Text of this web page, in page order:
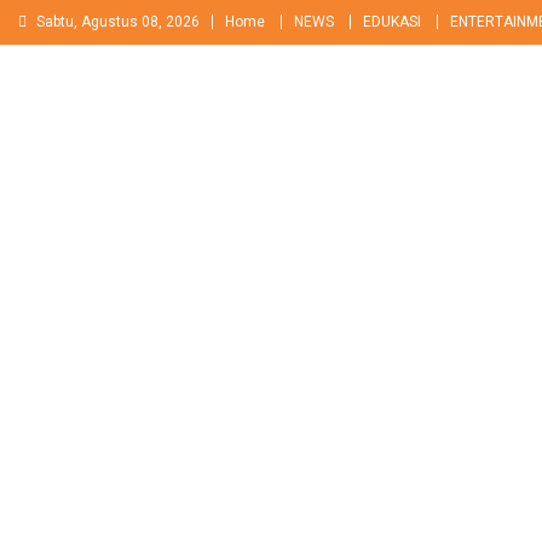
Skip
to
Sabtu, Agustus 08, 2026 Home NEWS EDUKASI